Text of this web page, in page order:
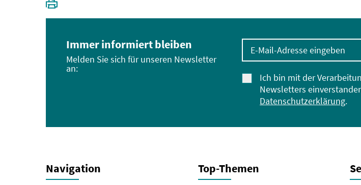
Immer informiert bleiben
Melden Sie sich für unseren Newsletter
an:
E-Mail-Adresse eingeben
Ich bin mit der
Newsletters
Datenschutzerklärung.
Navigation Top-Themen